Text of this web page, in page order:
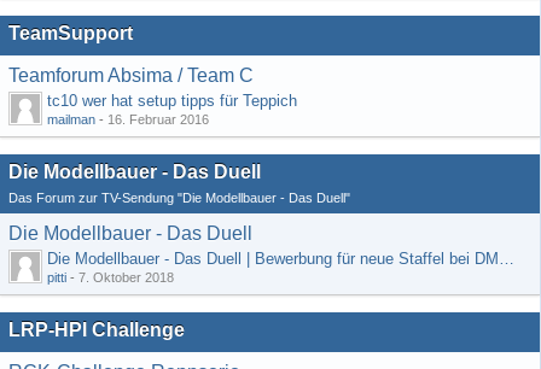
TeamSupport
Teamforum Absima / Team C
tc10 wer hat setup tipps für Teppich
mailman - 16. Februar 2016
Die Modellbauer - Das Duell
Das Forum zur TV-Sendung "Die Modellbauer - Das Duell"
Die Modellbauer - Das Duell
Die Modellbauer - Das Duell | Bewerbung für neue Staffel bei DMAX *Werbung*
pitti - 7. Oktober 2018
LRP-HPI Challenge